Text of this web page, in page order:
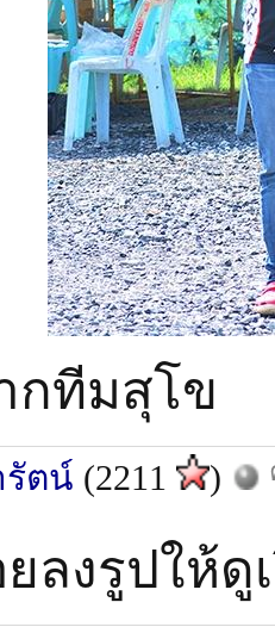
กทีมสุโข
ตน์ (2211 )
ยลงรูปให้